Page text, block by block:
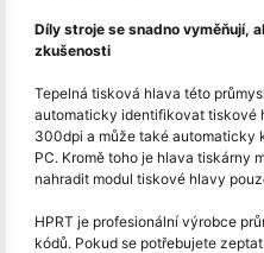
Díly stroje se snadno vyměňují,
zkušenosti
Tepelná tisková hlava této
automaticky identifikovat tiskové
300dpi a může také automaticky
PC. Kromě toho je hlava tiskárny
nahradit modul tiskové hlavy
HPRT je profesionální výrobce
kódů. Pokud se potřebujete